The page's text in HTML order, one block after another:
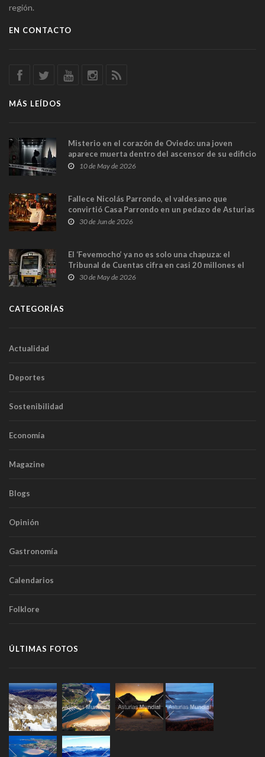
región.
EN CONTACTO
MÁS LEÍDOS
Misterio en el corazón de Oviedo: una joven
aparece muerta dentro del ascensor de su edificio
y las cámaras captan sus últimos minutos
10 de May de 2026
Fallece Nicolás Parrondo, el valdesano que
convirtió Casa Parrondo en un pedazo de Asturias
en Madrid
30 de Jun de 2026
El ‘Fevemocho’ ya no es solo una chapuza: el
Tribunal de Cuentas cifra en casi 20 millones el
sobrecoste de los trenes que no cabían por los
30 de May de 2026
CATEGORÍAS
Actualidad
Deportes
Sostenibilidad
Economía
Magazine
Blogs
Opinión
Gastronomía
Calendarios
Folklore
ÚLTIMAS FOTOS